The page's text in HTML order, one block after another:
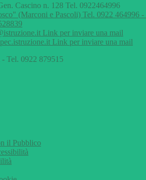
Cascino n. 128 Tel. 0922464996
(Marconi e Pascoli) Tel. 0922
Link per inviare una mail
Link per inviare una mail
Tel. 0922 879515
il Pubblico